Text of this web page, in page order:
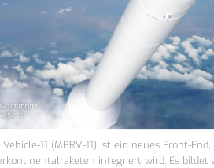
11 (MBRV-11) ist ein neues Front-
integriert wird. Es bildet